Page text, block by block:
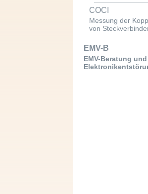
COCI
Messung der
von
EMV-B
EMV-Beratung und